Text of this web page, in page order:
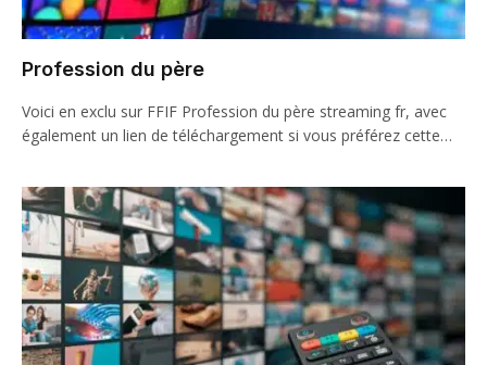
Profession du père
Voici en exclu sur FFIF Profession du père streaming fr, avec
également un lien de téléchargement si vous préférez cette…